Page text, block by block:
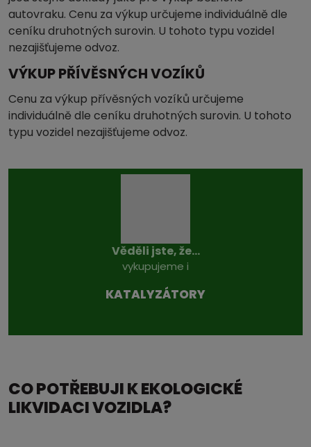
autovraku. Cenu za výkup určujeme individuálně dle
ceníku druhotných surovin. U tohoto typu vozidel
nezajišťujeme odvoz.
VÝKUP PŘÍVĚSNÝCH VOZÍKŮ
Cenu za výkup přívěsných vozíků určujeme
individuálně dle ceníku druhotných surovin. U tohoto
typu vozidel nezajišťujeme odvoz.
Věděli jste, že...
vykupujeme i
KATALYZÁTO­RY
CO POTŘEBUJI K EKOLOGICKÉ
LIKVIDACI VOZIDLA?